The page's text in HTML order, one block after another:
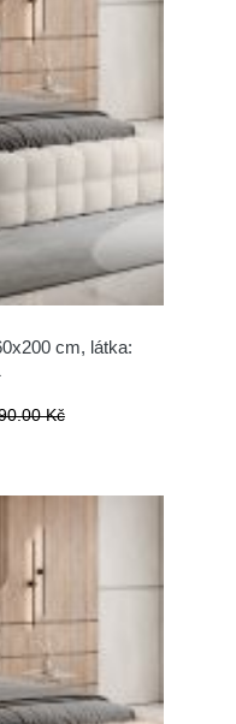
cm, látka:
Kč